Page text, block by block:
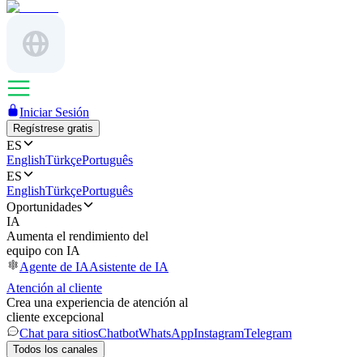
Iniciar Sesión
Regístrese gratis
ES
EnglishTürkçePortuguês
ES
EnglishTürkçePortuguês
Oportunidades
IA
Aumenta el rendimiento del
equipo con IA
Agente de IAAsistente de IA
Atención al cliente
Crea una experiencia de atención al
cliente excepcional
Chat para sitiosChatbotWhatsAppInstagramTelegram
Todos los canales